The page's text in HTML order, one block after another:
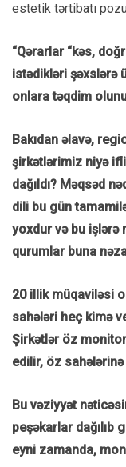
estetik tərtibatı
“Qərarlar “kəs,
istədikləri şəxslərə
onlara təqdim
Bakıdan əlavə,
şirkətlərimiz niyə
dağıldı? Məqsəd
dili bu gün
yoxdur və bu işlərə
qurumlar buna
20 illik müqaviləsi
sahələri heç kimə
Şirkətlər öz
edilir, öz
Bu vəziyyət
peşəkarlar dağılıb
eyni zamanda,